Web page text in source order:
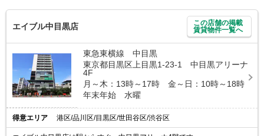
エイブル中目黒店
この店舗の掲載
賃貸物件一覧へ
東急東横線 中目黒
東京都目黒区上目黒1-23-1 中目黒アリーナ
4F
月～木：13時～17時 金～日：10時～18時
年末年始 水曜
得意エリア 港区/品川区/目黒区/世田谷区/渋谷区